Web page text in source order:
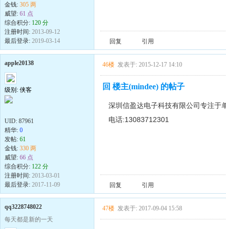
金钱: 305 两
威望: 61 点
综合积分: 120 分
注册时间: 2013-09-12
最后登录: 2019-03-14 回复 引用
apple20138
级别: 侠客
UID: 87961
精华: 0
发帖: 61
金钱: 330 两
威望: 66 点
综合积分: 122 分
注册时间: 2013-03-01
最后登录: 2017-11-09
46楼 发表于: 2015-12-17 14:10
回 楼主(mindee) 的帖子
深圳信盈达电子科技有限公司专注于
电话:13083712301
回复 引用
qq3228748022
每天都是新的一天
47楼 发表于: 2017-09-04 15:58